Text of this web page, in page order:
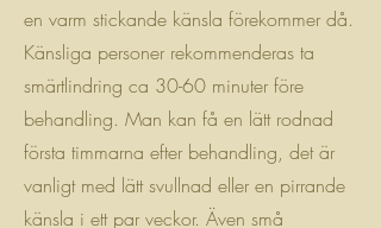
en varm stickande känsla förekommer då.
Känsliga personer rekommenderas ta
smärtlindring ca 30-60 minuter före
behandling. Man kan få en lätt rodnad
första timmarna efter behandling, det är
vanligt med lätt svullnad eller en pirrande
känsla i ett par veckor. Även små